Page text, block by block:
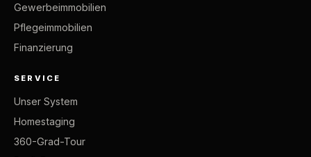
Gewerbeimmobilien
Pflegeimmobilien
Finanzierung
SERVICE
Unser System
Homestaging
360-Grad-Tour